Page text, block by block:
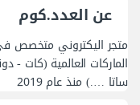
عن العدد.كوم
متجر اليكتروني متخصص
الماركات العالمية (كات
ساتا ….) منذ عام 2019